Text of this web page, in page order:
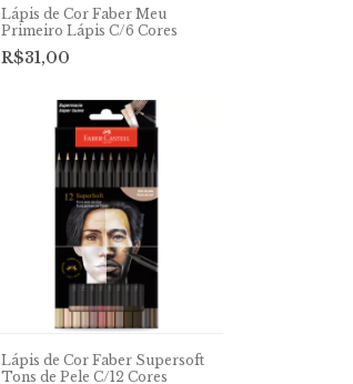
Lápis de Cor Faber Meu
Primeiro Lápis C/6 Cores
R$31,00
Lápis de Cor Faber Supersoft
Tons de Pele C/12 Cores